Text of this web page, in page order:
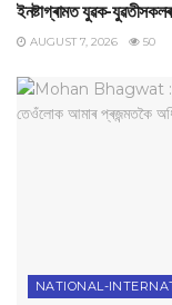
ইনষ্টাগ্ৰামত যুৱক-
AUGUST 7, 2026 50
NATIONAL-